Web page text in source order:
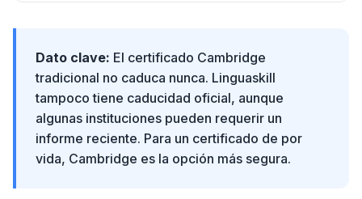
Dato clave: El certificado Cambridge
tradicional no caduca nunca. Linguaskill
tampoco tiene caducidad oficial, aunque
algunas instituciones pueden requerir un
informe reciente. Para un certificado de por
vida, Cambridge es la opción más segura.